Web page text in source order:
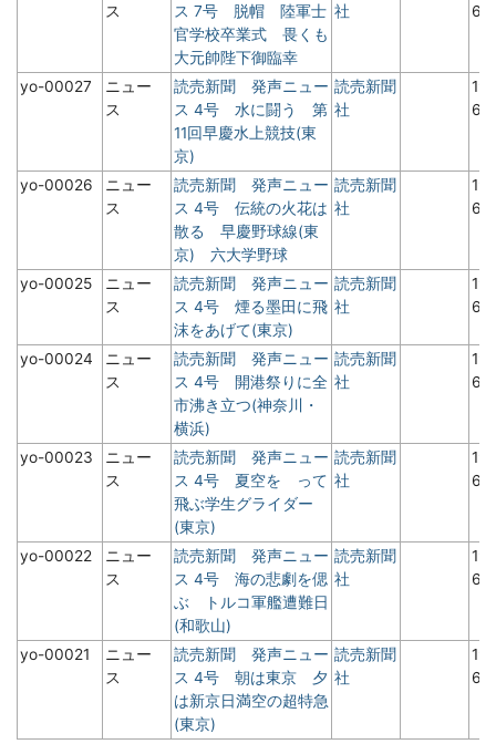
ス
ス 7号 脱帽 陸軍士
官学校卒業式 畏くも
大元帥陛下御臨幸
社
6
yo-00027
ニュー
ス
読売新聞 発声ニュー
ス 4号 水に闘う 第
11回早慶水上競技(東
京)
読売新聞
社
6
yo-00026
ニュー
ス
読売新聞 発声ニュー
ス 4号 伝統の火花は
散る 早慶野球線(東
京) 六大学野球
読売新聞
社
6
yo-00025
ニュー
ス
読売新聞 発声ニュー
ス 4号 煙る墨田に飛
沫をあげて(東京)
読売新聞
社
6
yo-00024
ニュー
ス
読売新聞 発声ニュー
ス 4号 開港祭りに全
市沸き立つ(神奈川・
横浜)
読売新聞
社
6
yo-00023
ニュー
ス
読売新聞 発声ニュー
ス 4号 夏空を って
飛ぶ学生グライダー
(東京)
読売新聞
社
6
yo-00022
ニュー
ス
読売新聞 発声ニュー
ス 4号 海の悲劇を偲
ぶ トルコ軍艦遭難日
(和歌山)
読売新聞
社
6
yo-00021
ニュー
ス
読売新聞 発声ニュー
ス 4号 朝は東京 夕
は新京日満空の超特急
(東京)
読売新聞
社
6